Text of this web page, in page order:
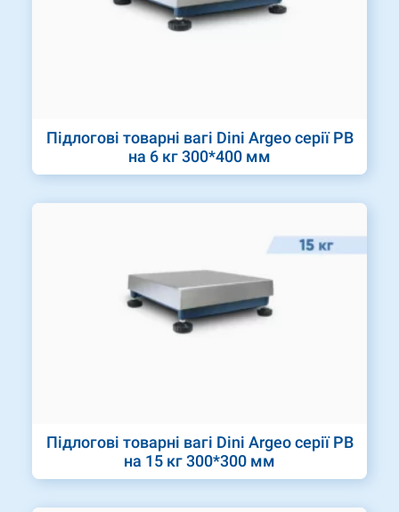
Підлогові товарні вагі Dini Argeo серії PB
на 6 кг 300*400 мм
Підлогові товарні вагі Dini Argeo серії PB
на 15 кг 300*300 мм